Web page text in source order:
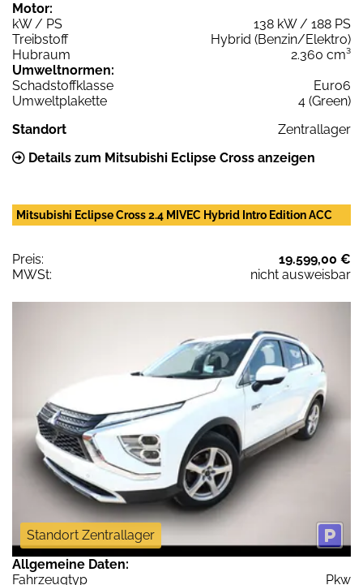
Motor:
kW / PS
138 kW / 188 PS
Treibstoff
Hybrid (Benzin/Elektro)
Hubraum
2.360 cm³
Umweltnormen:
Schadstoffklasse
Euro6
Umweltplakette
4 (Green)
Standort
Zentrallager
Details zum Mitsubishi Eclipse Cross anzeigen
Mitsubishi Eclipse Cross 2.4 MIVEC Hybrid Intro Edition ACC
Preis:
19.599,00 €
MWSt:
nicht ausweisbar
Standort Zentrallager
Allgemeine Daten:
Fahrzeugtyp
Pkw